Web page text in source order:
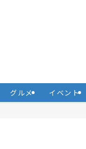
グルメ イベント